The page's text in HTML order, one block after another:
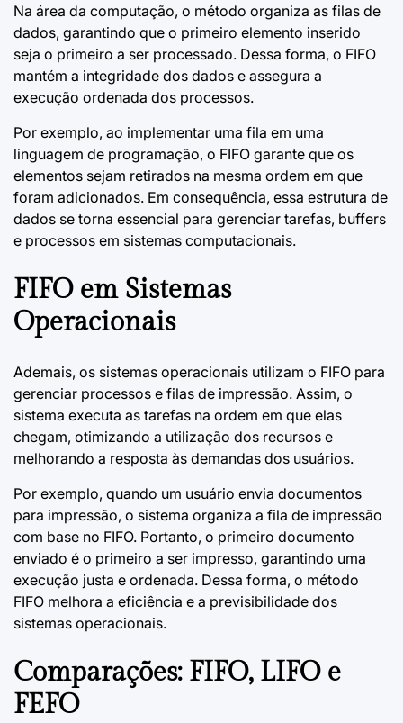
Na área da computação, o método organiza as filas de
dados, garantindo que o primeiro elemento inserido
seja o primeiro a ser processado. Dessa forma, o FIFO
mantém a integridade dos dados e assegura a
execução ordenada dos processos.
Por exemplo, ao implementar uma fila em uma
linguagem de programação, o FIFO garante que os
elementos sejam retirados na mesma ordem em que
foram adicionados. Em consequência, essa estrutura de
dados se torna essencial para gerenciar tarefas, buffers
e processos em sistemas computacionais.
FIFO em Sistemas
Operacionais
Ademais, os sistemas operacionais utilizam o FIFO para
gerenciar processos e filas de impressão. Assim, o
sistema executa as tarefas na ordem em que elas
chegam, otimizando a utilização dos recursos e
melhorando a resposta às demandas dos usuários.
Por exemplo, quando um usuário envia documentos
para impressão, o sistema organiza a fila de impressão
com base no FIFO. Portanto, o primeiro documento
enviado é o primeiro a ser impresso, garantindo uma
execução justa e ordenada. Dessa forma, o método
FIFO melhora a eficiência e a previsibilidade dos
sistemas operacionais.
Comparações: FIFO, LIFO e
FEFO